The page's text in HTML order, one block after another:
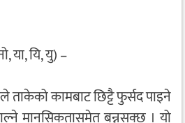
या, यि, यु) –
ताकेको कामबाट छिट्टै फुर्सद पाइने
मानसिकतासमेत बन्नसक्छ । यो